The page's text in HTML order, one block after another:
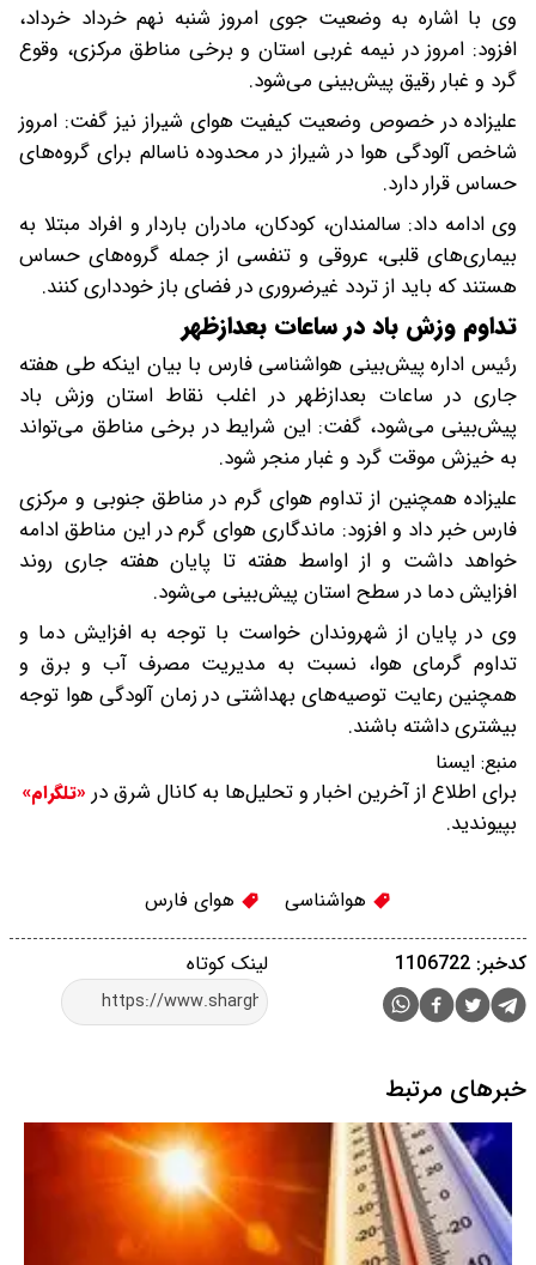
وی با اشاره به وضعیت جوی امروز شنبه نهم خرداد خرداد،
افزود: امروز در نیمه غربی استان و برخی مناطق مرکزی، وقوع
گرد و غبار رقیق پیش‌بینی می‌شود.
علیزاده در خصوص وضعیت کیفیت هوای شیراز نیز گفت: امروز
شاخص آلودگی هوا در شیراز در محدوده ناسالم برای گروه‌های
حساس قرار دارد.
وی ادامه داد: سالمندان، کودکان، مادران باردار و افراد مبتلا به
بیماری‌های قلبی، عروقی و تنفسی از جمله گروه‌های حساس
هستند که باید از تردد غیرضروری در فضای باز خودداری کنند.
تداوم وزش باد در ساعات بعدازظهر
رئیس اداره پیش‌بینی هواشناسی فارس با بیان اینکه طی هفته
جاری در ساعات بعدازظهر در اغلب نقاط استان وزش باد
پیش‌بینی می‌شود، گفت: این شرایط در برخی مناطق می‌تواند
به خیزش موقت گرد و غبار منجر شود.
علیزاده همچنین از تداوم هوای گرم در مناطق جنوبی و مرکزی
فارس خبر داد و افزود: ماندگاری هوای گرم در این مناطق ادامه
خواهد داشت و از اواسط هفته تا پایان هفته جاری روند
افزایش دما در سطح استان پیش‌بینی می‌شود.
وی در پایان از شهروندان خواست با توجه به افزایش دما و
تداوم گرمای هوا، نسبت به مدیریت مصرف آب و برق و
همچنین رعایت توصیه‌های بهداشتی در زمان آلودگی هوا توجه
بیشتری داشته باشند.
منبع: ایسنا
برای اطلاع از آخرین اخبار و تحلیل‌ها به کانال شرق در «تلگرام»
بپیوندید.
هواشناسی هوای فارس
لینک کوتاه کدخبر: 1106722
خبرهای مرتبط